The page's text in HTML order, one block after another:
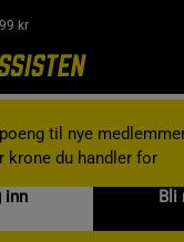
kr
til nye
krone du handler for
inn
Bli
/ ZMA